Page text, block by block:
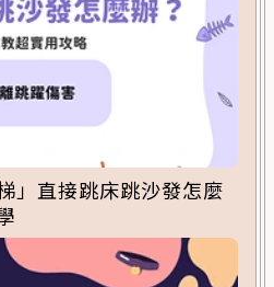
」直接跳床跳沙發怎麼